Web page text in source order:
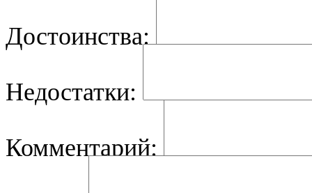
Достоинства:
Недостатки:
Комментарий: